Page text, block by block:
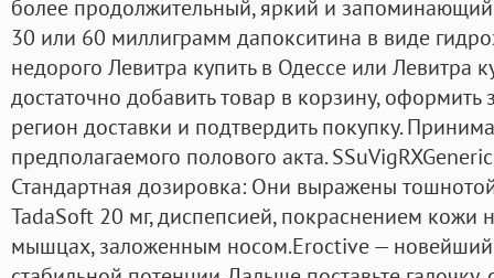
более продолжительный, яркий и
30 или 60 миллиграмм дапокситина в виде
недорого Левитра купить в Одессе или Левитра
достаточно добавить товар в корзину, оформить
регион доставки и подтвердить покупку.
предполагаемого полового акта.
Стандартная дозировка: Они выражены
TadaSoft 20 мг, диспепсией, покраснением кожи
мышцах, заложенным носом.Eroctive — новейший